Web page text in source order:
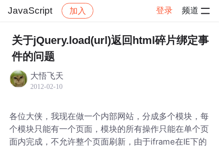
JavaScript 加入 登录 频道
社区 JavaScript 帖子详情
关于jQuery.load(url)返回html碎片绑定事
件的问题
大悟飞天
2012-02-10
各位大侠，我现在做一个内部网站，分成多个模块，每
个模块只能有一个页面，模块的所有操作只能在单个页
面内完成，不允许整个页面刷新，由于iframe在IE下的